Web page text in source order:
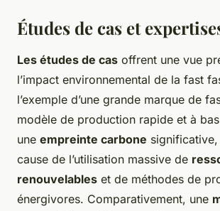
Études de cas et
Les études de cas offrent une vue
l’impact environnemental de la fast
l’exemple d’une grande marque de
modèle de production rapide et à
une empreinte carbone
cause de l’utilisation massive de
renouvelables et de méthodes de
énergivores. Comparativement, une